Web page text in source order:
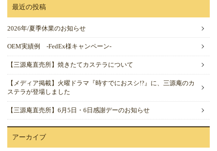
最近の投稿
2026年/夏季休業のお知らせ
OEM実績例 -FedEx様キャンペーン-
【三源庵直売所】焼きたてカステラについて
【メディア掲載】火曜ドラマ『時すでにおスシ!?』に、三源庵のカ
ステラが登場しました
【三源庵直売所】6月5日・6日感謝デーのお知らせ
アーカイブ